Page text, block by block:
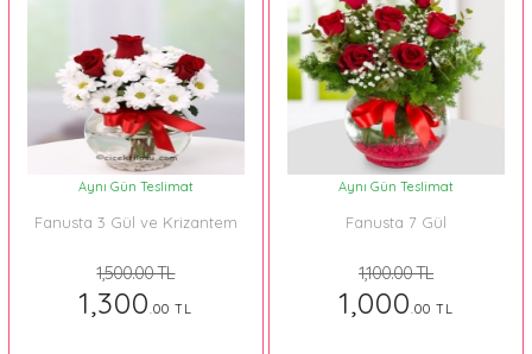
Aynı Gün Teslimat
Fanusta 3 Gül ve Krizantem
1,500.00 TL
1,300.00 TL
Aynı Gün Teslimat
Fanusta 7 Gül
1,100.00 TL
1,000.00 TL